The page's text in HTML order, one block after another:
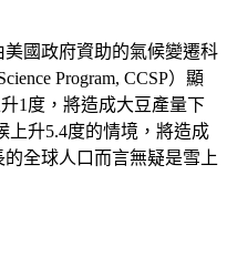
美國政府資助的氣候變遷科
Program, CCSP）顯
1度，將造成大豆產量下
上升5.4度的情境，將造成
全球人口而言無疑是雪上